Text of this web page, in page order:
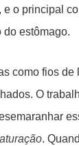
e o principal
do estômago.
como fios
O
.